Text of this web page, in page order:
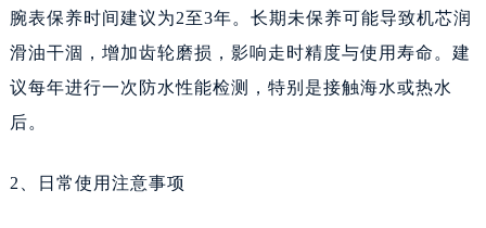
节假日正常营业！
腕表保养时间建议为2至3年。长期未保养可能导致机芯润
滑油干涸，增加齿轮磨损，影响走时精度与使用寿命。建
议每年进行一次防水性能检测，特别是接触海水或热水
后。
2、日常使用注意事项